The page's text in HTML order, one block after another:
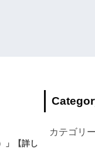
」【詳し